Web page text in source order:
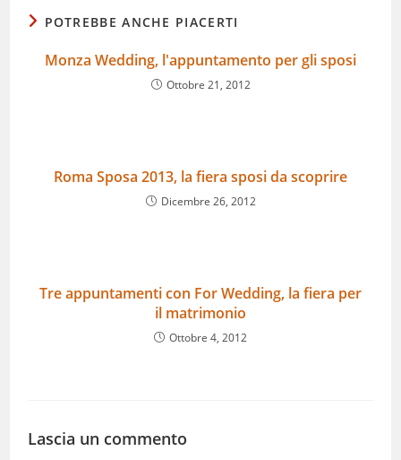
POTREBBE ANCHE PIACERTI
Monza Wedding, l'appuntamento per gli sposi
Ottobre 21, 2012
Roma Sposa 2013, la fiera sposi da scoprire
Dicembre 26, 2012
Tre appuntamenti con For Wedding, la fiera per
il matrimonio
Ottobre 4, 2012
Lascia un commento